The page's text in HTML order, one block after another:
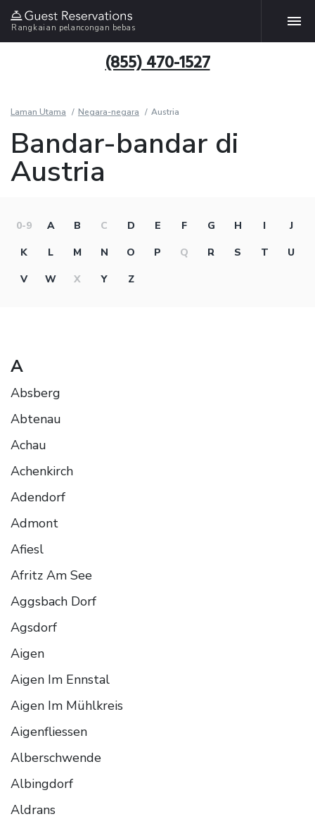
Rangkaian pelancongan bebas
(855) 470-1527
Laman Utama Negara-negara Austria
Bandar-bandar di
Austria
0-9 A B C D E F G H I
J
K
L M N O P Q R S T
U
V
W X Y Z
A
Absberg
Abtenau
Achau
Achenkirch
Adendorf
Admont
Afiesl
Afritz Am See
Aggsbach Dorf
Agsdorf
Aigen
Aigen Im Ennstal
Aigen Im Mühlkreis
Aigenfliessen
Alberschwende
Albingdorf
Aldrans